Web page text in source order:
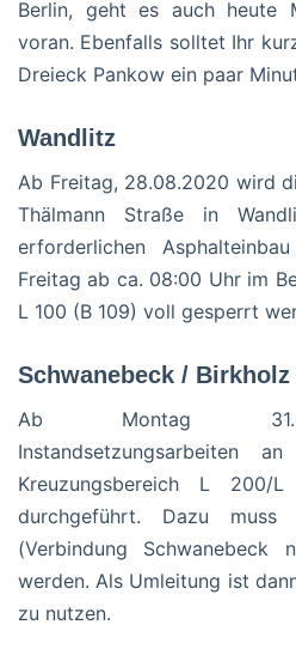
Berlin, geht es auch heute
voran. Ebenfalls solltet Ihr
Dreieck Pankow ein paar
Wandlitz
Ab Freitag, 28.08.2020 wird
Thälmann Straße in
erforderlichen
Freitag ab ca. 08:00 Uhr im
L 100 (B 109) voll gesperrt
Schwanebeck / Birkholz
Ab Montag
Instandsetzungsarbeiten
Kreuzungsbereich L 200/
durchgeführt. Dazu
(Verbindung Schwanebeck
werden. Als Umleitung ist
zu nutzen.